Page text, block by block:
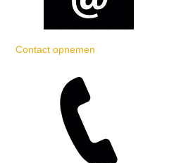
Contact opnemen